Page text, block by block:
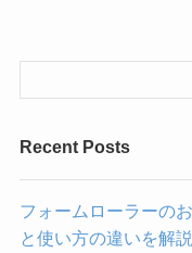
Recent Posts
フォームローラーの
と使い方の違いを解説